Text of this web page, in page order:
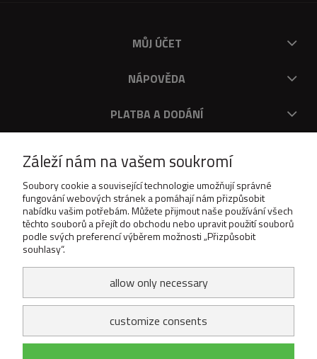
MŮJ ÚČET
NÁPOVĚDA
PLATBA A DODÁNÍ
DOWNLOAD
Záleží nám na vašem soukromí
Soubory cookie a související technologie umožňují správné
fungování webových stránek a pomáhají nám přizpůsobit
nabídku vašim potřebám. Můžete přijmout naše používání všech
těchto souborů a přejít do obchodu nebo upravit použití souborů
podle svých preferencí výběrem možnosti „Přizpůsobit
souhlasy“.
allow only necessary
customize consents